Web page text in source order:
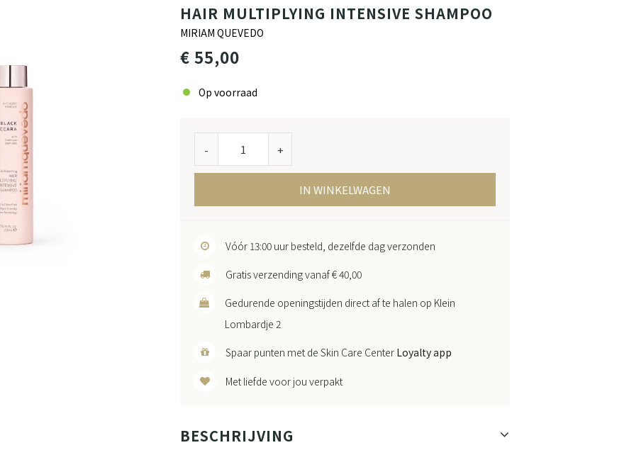
HAIR MULTIPLYING INTENSIVE SHAMPOO
MIRIAM QUEVEDO
€ 55,00
Op voorraad
- +
IN WINKELWAGEN
Vóór 13:00 uur besteld, dezelfde dag verzonden
Gratis verzending vanaf € 40,00
Gedurende openingstijden direct af te halen op Klein
Lombardje 2
Spaar punten met de Skin Care Center Loyalty app
Met liefde voor jou verpakt
BESCHRIJVING